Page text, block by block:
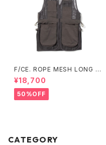
F/CE. ROPE MESH LONG V
EST (Ecru、Charcoal)
¥18,700
50%OFF
CATEGORY